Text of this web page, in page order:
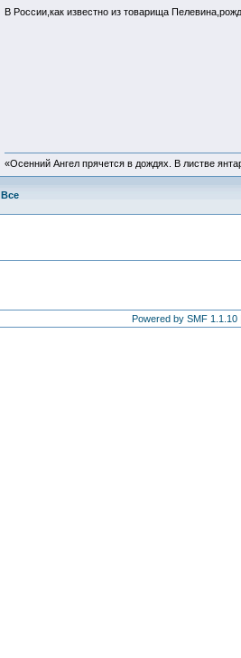
В России,как известно из товарища
«Осенний Ангел прячется в дождях. В листве
Все
Powered by SMF 1.1.10